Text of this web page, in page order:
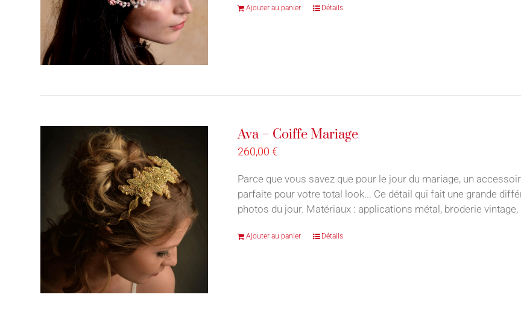
Ajouter au panier Détails
Ava – Coiffe Mariage
260,00 €
Parce que vous savez que pour le jour du mariage, un
parfaite pour votre total look... Ce détail qui fait une grande
photos du jour. Matériaux : applications métal, broderie vintage,
Ajouter au panier Détails